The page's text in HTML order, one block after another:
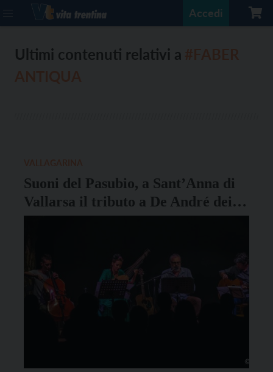
Accedi
Ultimi contenuti relativi a
Suoni del Pasubio, a Sant’Anna di
Vallarsa il tributo a De André dei
Faber antiqua